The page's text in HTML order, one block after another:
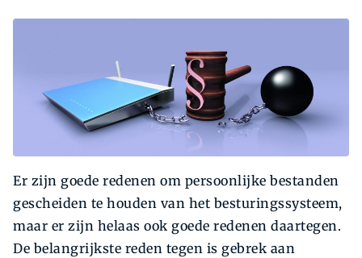
Er zijn goede redenen om persoonlijke bestanden
gescheiden te houden van het besturingssysteem,
maar er zijn helaas ook goede redenen daartegen.
De belangrijkste reden tegen is gebrek aan